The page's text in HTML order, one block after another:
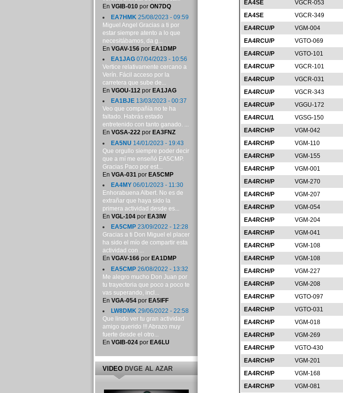
EA4SE
VGCR-053
EA4SE
VGCR-349
EA4RCU/P
VGM-004
EA4RCU/P
VGTO-069
EA4RCU/P
VGTO-101
EA4RCU/P
VGCR-101
EA4RCU/P
VGCR-031
EA4RCU/P
VGCR-343
EA4RCU/P
VGGU-172
EA4RCU/1
VGSG-150
EA4RCH/P
VGM-042
EA4RCH/P
VGM-110
EA4RCH/P
VGM-155
EA4RCH/P
VGM-001
EA4RCH/P
VGM-270
EA4RCH/P
VGM-207
EA4RCH/P
VGM-054
EA4RCH/P
VGM-204
EA4RCH/P
VGM-041
EA4RCH/P
VGM-108
EA4RCH/P
VGM-108
EA4RCH/P
VGM-227
EA4RCH/P
VGM-208
EA4RCH/P
VGTO-097
EA4RCH/P
VGTO-031
EA4RCH/P
VGM-018
EA4RCH/P
VGM-269
EA4RCH/P
VGTO-430
EA4RCH/P
VGM-201
EA4RCH/P
VGM-168
EA4RCH/P
VGM-081
En VGIB-010por ON7DQ
EA7HMK 25/08/2023 - 09:59
Miguel Angel Gracias a ti por
estar siempre atento a lo que
necesitábamos, da g...
En VGAV-156por EA1DMP
EA1JAG07/04/2023 - 10:56
Vertice relativamente cercano a
Verín. Fácil acceso por la
carretera que sube de...
En VGOU-112por EA1JAG
EA1BJE13/03/2023 - 00:37
Veo que compañía no te ha
faltado. Habrás estado
entretenido con tanto ganado. ...
En VGSA-222por EA3FNZ
EA5NU 14/01/2023 - 19:43
Que orgullo siempre poder decir
que a mí me enseñó EA5CMP.
Gracias Paco por est...
En VGA-031 por EA5CMP
EA4MY06/01/2023 - 11:30
Enhorabuena Albert. No es de
extrañar que haya sido la
primera actividad desde es...
En VGL-104por EA3IW
EA5CMP23/09/2022 - 12:28
Gracias a ti Don Miguel el placer
ha sido el mío de compartir esta
actividad con ...
En VGAV-166por EA1DMP
EA5CMP26/08/2022 - 13:32
Me alegro mucho Don Juan por
tu trayectoria que poco a poco te
vas superando, incl...
En VGA-054por EA5IFF
LW8DMK29/06/2022 - 22:58
Que lindo ver tu gran actividad
amigo querido !!! Abrazo muy
fuerte desde el otro...
En VGIB-024por EA6LU
VIDEODVGE AL AZAR